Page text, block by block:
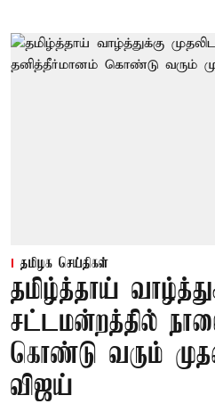
தமிழக செய்திகள்
தமிழ்த்தாய்
சட்டமன்றத்தில்
கொண்டு வரும்
விஜய்